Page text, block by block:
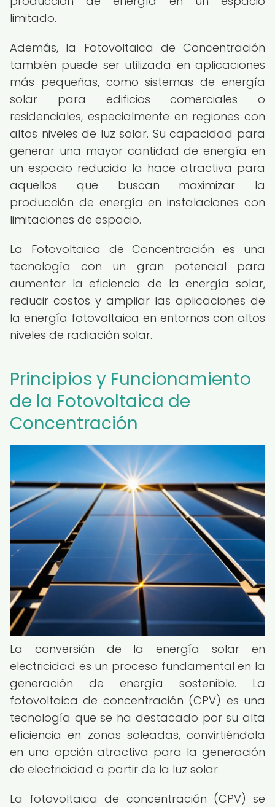
limitado.
Además, la Fotovoltaica de Concentración
también puede ser utilizada en aplicaciones
más pequeñas, como sistemas de energía
solar para edificios comerciales o
residenciales, especialmente en regiones con
altos niveles de luz solar. Su capacidad para
generar una mayor cantidad de energía en
un espacio reducido la hace atractiva para
aquellos que buscan maximizar la
producción de energía en instalaciones con
limitaciones de espacio.
La Fotovoltaica de Concentración es una
tecnología con un gran potencial para
aumentar la eficiencia de la energía solar,
reducir costos y ampliar las aplicaciones de
la energía fotovoltaica en entornos con altos
niveles de radiación solar.
Principios y Funcionamiento
de la Fotovoltaica de
Concentración
La conversión de la energía solar en
electricidad es un proceso fundamental en la
generación de energía sostenible. La
fotovoltaica de concentración (CPV) es una
tecnología que se ha destacado por su alta
eficiencia en zonas soleadas, convirtiéndola
en una opción atractiva para la generación
de electricidad a partir de la luz solar.
La fotovoltaica de concentración (CPV) se